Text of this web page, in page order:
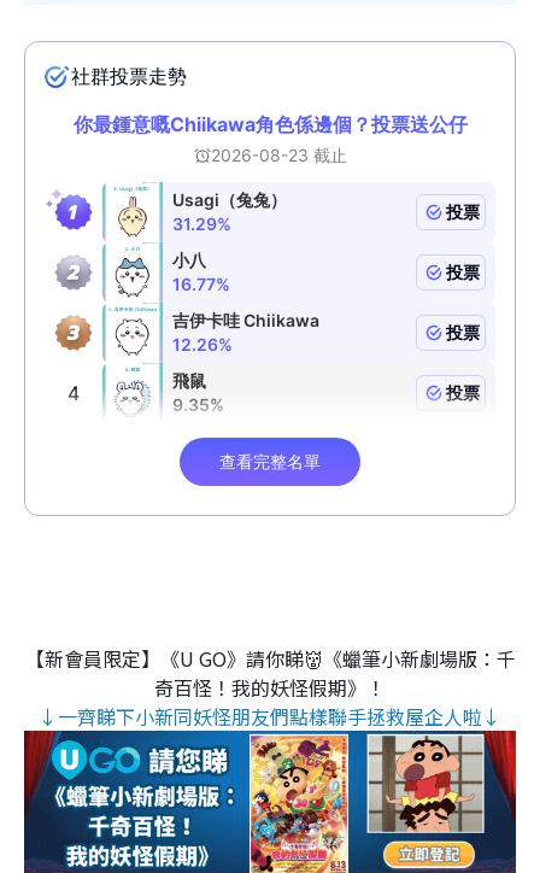
【新會員限定】《U GO》請你睇👹《蠟筆小新劇場版：千
奇百怪！我的妖怪假期》！
↓一齊睇下小新同妖怪朋友們點樣聯手拯救屋企人啦↓